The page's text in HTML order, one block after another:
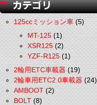
125ccミッション車(5)
MT-125(1)
XSR125(2)
YZF-R125(1)
2輪用ETC車載器(19)
2輪車用ETC2.0車載器(24)
AMBOOT(2)
BOLT(8)